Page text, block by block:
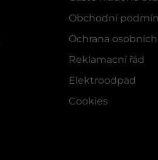
Obchodní
Ochrana
Reklamacní řád
Elektroodpad
Cookies